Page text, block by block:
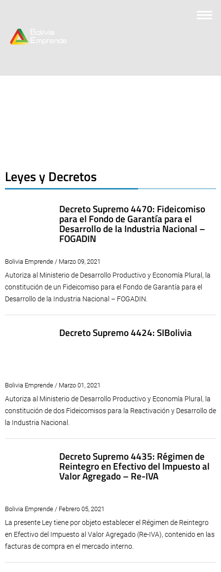
Leyes y Decretos
Decreto Supremo 4470: Fideicomiso
para el Fondo de Garantía para el
Desarrollo de la Industria Nacional –
FOGADIN
Bolivia Emprende / Marzo 09, 2021
Autoriza al Ministerio de Desarrollo Productivo y Economía Plural, la
constitución de un Fideicomiso para el Fondo de Garantía para el
Desarrollo de la Industria Nacional – FOGADIN.
Decreto Supremo 4424: SIBolivia
Bolivia Emprende / Marzo 01, 2021
Autoriza al Ministerio de Desarrollo Productivo y Economía Plural, la
constitución de dos Fideicomisos para la Reactivación y Desarrollo de
la Industria Nacional.
Decreto Supremo 4435: Régimen de
Reintegro en Efectivo del Impuesto al
Valor Agregado – Re-IVA
Bolivia Emprende / Febrero 05, 2021
La presente Ley tiene por objeto establecer el Régimen de Reintegro
en Efectivo del Impuesto al Valor Agregado (Re-IVA), contenido en las
facturas de compra en el mercado interno.